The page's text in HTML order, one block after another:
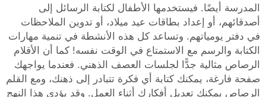
المدرسة أيضًا. فيستخدمها الأطفال لكتابة الرسائل إلى
أصدقائهم، أو إعداد بطاقات عيد ميلاد، أو تدوين الملاحظات
في دفتر يومياتهم. وتساعد كل هذه الأنشطة في تنمية مهارات
الكتابة والرسم مع الاستمتاع في الوقت نفسه! كما أن الأقلام
الرصاص مثالية جدًّا لجلسات العصف الذهني. فعندما يواجهك
صفحة فارغة، يمكنك كتابة أي فكرة تتبادر إلى ذهنك، ومع القلم
الرصاص يمكنك تعديل أفكارك أثناء العمل. وقد يؤدي هذا النهج